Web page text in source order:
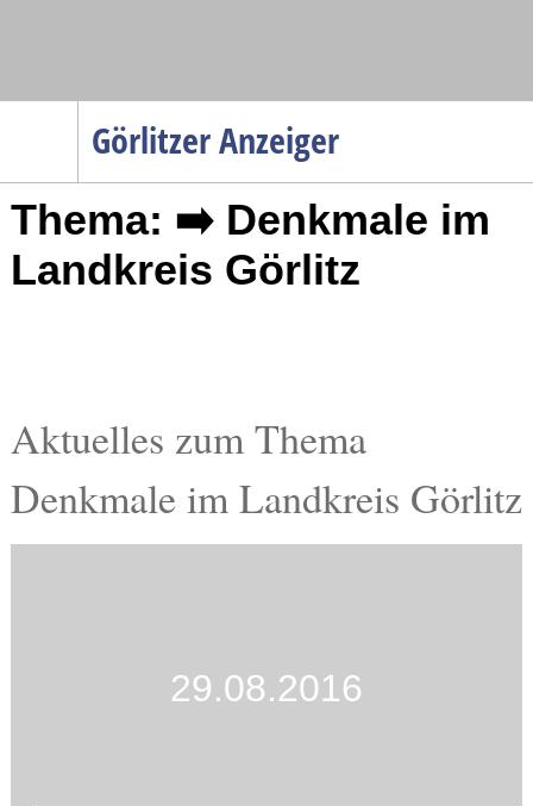
Görlitzer Anzeiger
Menüpunkte
Startseite
Gesellschaft
Gesundheit
Kultur
Thema: ➡️ Denkmale im
Landkreis Görlitz
Aktuelles zum Thema
Denkmale im Landkreis Görlitz
29.08.2016